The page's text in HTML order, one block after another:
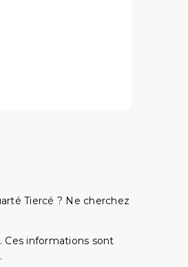
Tiercé ? Ne cherchez
Ces informations sont